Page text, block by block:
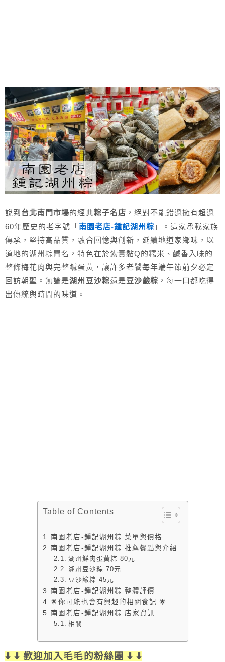
說到 台北南門市場的經典粽子名店 ，絕對不能錯過擁有超過
60年歷史的老字號「 南園老店-鍾記湖州粽 」。這家承載家族
傳承，堅持高品質，融合回憶與創新，延續地道家鄉味，以
道地的湖州粽聞名，特色在於紮實黏Q的糯米、鹹香入味的
整條梅花肉與完整鹹蛋黃，讓許多老饕每年端午節前夕必定
回訪朝聖。無論是湖州豆沙粽還是豆沙鹼粽 ，每一口都吃得
出傳統與時間的味道。
Table of Contents
南園老店-鍾記湖州粽 菜單與價格
南園老店-鍾記湖州粽 推薦餐點與介紹
湖州鮮肉蛋黃粽 80元
湖州豆沙粽 70元
豆沙鹼粽 45元
南園老店-鍾記湖州粽 整體評價
🌟你可能也會有興趣的相關食記 🌟
南園老店-鍾記湖州粽 店家資訊
相關
⬇️ ⬇️ 歡迎加入毛毛的粉絲團 ⬇️ ⬇️